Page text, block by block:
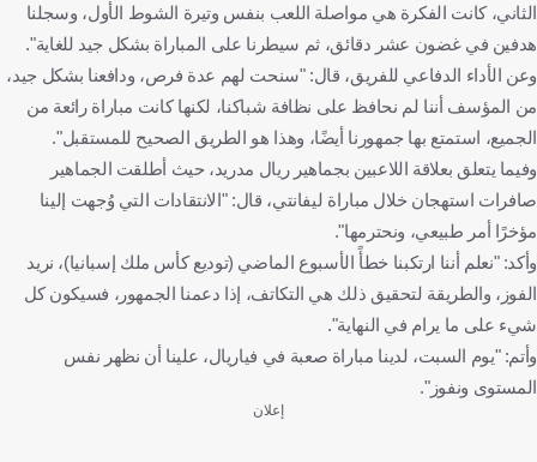
الثاني، كانت الفكرة هي مواصلة اللعب بنفس وتيرة الشوط الأول، وسجلنا
هدفين في غضون عشر دقائق، ثم سيطرنا على المباراة بشكل جيد للغاية".
وعن الأداء الدفاعي للفريق، قال: "سنحت لهم عدة فرص، ودافعنا بشكل جيد،
من المؤسف أننا لم نحافظ على نظافة شباكنا، لكنها كانت مباراة رائعة من
الجميع، استمتع بها جمهورنا أيضًا، وهذا هو الطريق الصحيح للمستقبل".
وفيما يتعلق بعلاقة اللاعبين بجماهير ريال مدريد، حيث أطلقت الجماهير
صافرات استهجان خلال مباراة ليفانتي، قال: "الانتقادات التي وُجهت إلينا
مؤخرًا أمر طبيعي، ونحترمها".
وأكد: "نعلم أننا ارتكبنا خطأً الأسبوع الماضي (توديع كأس ملك إسبانيا)، نريد
الفوز، والطريقة لتحقيق ذلك هي التكاتف، إذا دعمنا الجمهور، فسيكون كل
شيء على ما يرام في النهاية".
وأتم: "يوم السبت، لدينا مباراة صعبة في فياريال، علينا أن نظهر نفس
المستوى ونفوز".
إعلان